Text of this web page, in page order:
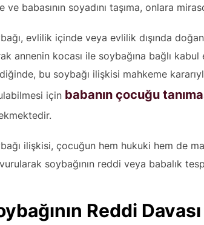
ve babasının soyadını taşıma, onlara
evlilik içinde veya evlilik dışında
annenin kocası ile soybağına bağlı
bu soybağı ilişkisi mahkeme
için babanın çocuğu
ilişkisi, çocuğun hem hukuki hem de
soybağının reddi veya babalık
Reddi